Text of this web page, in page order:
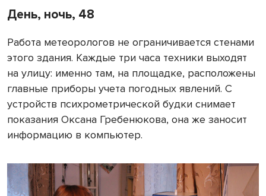
День, ночь, 48
Работа метеорологов не ограничивается стенами
этого здания. Каждые три часа техники выходят
на улицу: именно там, на площадке, расположены
главные приборы учета погодных явлений. С
устройств психрометрической будки снимает
показания Оксана Гребенюкова, она же заносит
информацию в компьютер.